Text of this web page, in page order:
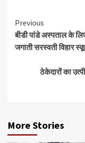
Continue
Reading
Previous
बीडी पांडे अस्पताल के
जगाती सरस्वती विहार
ठेकेदारों का
More Stories